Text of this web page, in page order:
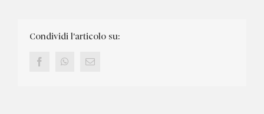
Condividi l'articolo su:
FacebookWhatsAppEmail